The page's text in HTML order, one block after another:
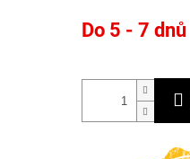
cena:
Do 5 - 7 dnů